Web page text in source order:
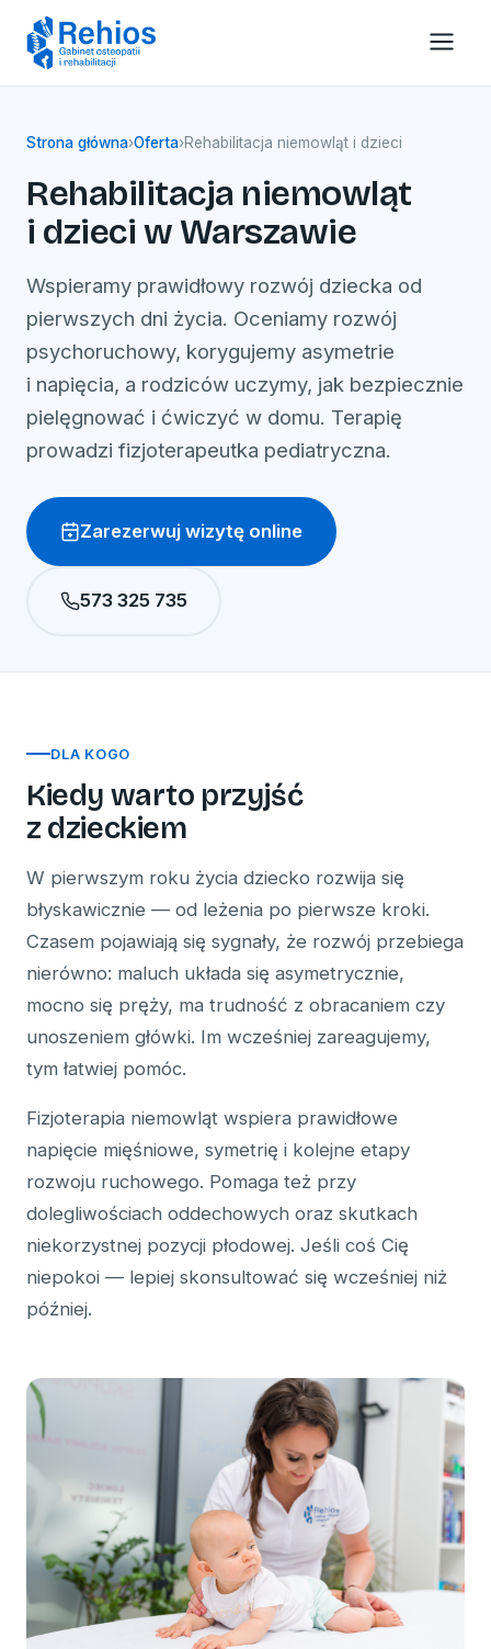
Strona główna›Oferta›Rehabilitacja niemowląt i dzieci
Rehabilitacja niemowląt
i dzieci w Warszawie
Wspieramy prawidłowy rozwój dziecka od
pierwszych dni życia. Oceniamy rozwój
psychoruchowy, korygujemy asymetrie
i napięcia, a rodziców uczymy, jak bezpiecznie
pielęgnować i ćwiczyć w domu. Terapię
prowadzi fizjoterapeutka pediatryczna.
Zarezerwuj wizytę online
573 325 735
DLA KOGO
Kiedy warto przyjść
z dzieckiem
W pierwszym roku życia dziecko rozwija się
błyskawicznie — od leżenia po pierwsze kroki.
Czasem pojawiają się sygnały, że rozwój przebiega
nierówno: maluch układa się asymetrycznie,
mocno się pręży, ma trudność z obracaniem czy
unoszeniem główki. Im wcześniej zareagujemy,
tym łatwiej pomóc.
Fizjoterapia niemowląt wspiera prawidłowe
napięcie mięśniowe, symetrię i kolejne etapy
rozwoju ruchowego. Pomaga też przy
dolegliwościach oddechowych oraz skutkach
niekorzystnej pozycji płodowej. Jeśli coś Cię
niepokoi — lepiej skonsultować się wcześniej niż
później.